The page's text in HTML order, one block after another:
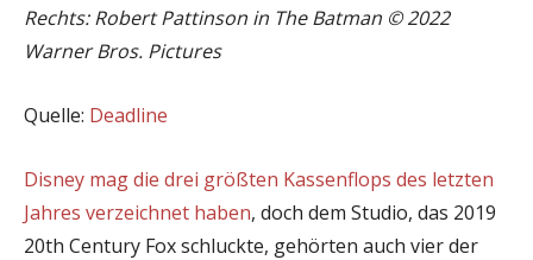
Rechts: Robert Pattinson in The Batman © 2022
Warner Bros. Pictures
Quelle: Deadline
Disney mag die drei größten Kassenflops des letzten
Jahres verzeichnet haben, doch dem Studio, das 2019
20th Century Fox schluckte, gehörten auch vier der